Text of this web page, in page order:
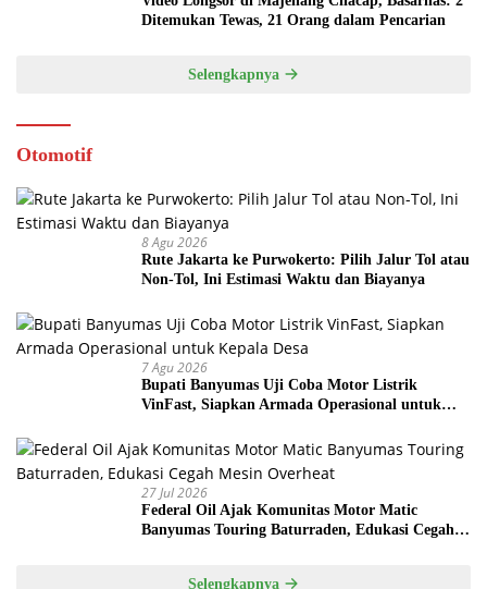
Ditemukan Tewas, 21 Orang dalam Pencarian
Selengkapnya
Otomotif
8 Agu 2026
Rute Jakarta ke Purwokerto: Pilih Jalur Tol atau
Non-Tol, Ini Estimasi Waktu dan Biayanya
7 Agu 2026
Bupati Banyumas Uji Coba Motor Listrik
VinFast, Siapkan Armada Operasional untuk
27 Jul 2026
Federal Oil Ajak Komunitas Motor Matic
Banyumas Touring Baturraden, Edukasi Cegah
Selengkapnya